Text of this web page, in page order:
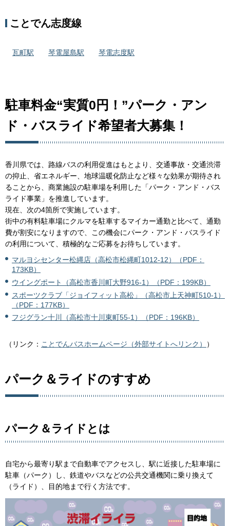
ことでん志度線
瓦町駅 琴電屋島駅 琴電志度駅
駐車料金“実質0円！”パーク・アン
ド・バスライド希望者大募集！
香川県では、路線バスの利用促進はもとより、交通事故・交通渋滞
の抑止、省エネルギー、地球温暖化防止など様々な効果が期待され
ることから、商業施設の駐車場を利用した「パーク・アンド・バス
ライド事業」を推進しています。
現在、次の4箇所で実施しています。
街中の有料駐車場にクルマを駐車するマイカー通勤と比べて、通勤
費が割安になりますので、この機会にパーク・アンド・バスライド
の利用について、積極的なご応募をお待ちしています。
マルヨシセンター松縄店（高松市松縄町1012-12）（PDF：
173KB）
ウイングポート（高松市香川町大野916-1）（PDF：199KB）
スポーツクラブ「ジョイフィット高松」（高松市上天神町510-1）
（PDF：177KB）
フジグラン十川（高松市十川東町55-1）（PDF：196KB）
（リンク： ことでんバスホームページ（外部サイトへリンク） ）
パーク＆ライドのすすめ
パーク＆ライドとは
自宅から最寄り駅まで自動車でアクセスし、駅に近接した駐車場に
駐車（パーク）し、鉄道やバスなどの公共交通機関に乗り換えて
（ライド）、目的地まで行く方法です。